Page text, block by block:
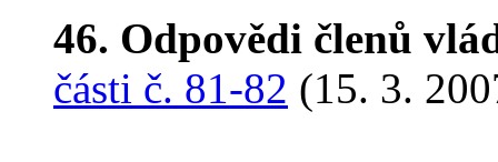
46. Odpovědi členů
části č. 81-82 (15. 3.